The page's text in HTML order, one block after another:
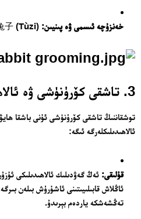
خەنزۇچە ئىسمى ۋە پىنيىن:
3. تاشقى كۆرۈنۈشى ۋە ئالاھىدىلىكى
توشقاننىڭ تاشقى كۆرۈنۈشى ئۇنى باشقا
ئالاھىدىلىكلەرگە ئىگە:
قۇلىقى: ئەڭ گەۋدىلىك ئالاھىدىلىكى
ئاڭلاش قابىلىيىتىنى ئاشۇرۇش بىلەن
تەڭشەشكە ياردەم بېرىدۇ.